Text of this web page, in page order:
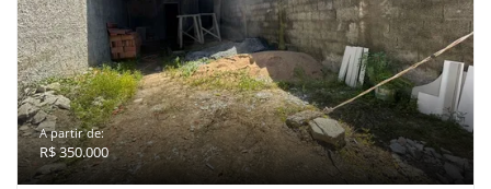
A partir de:
R$ 350.000